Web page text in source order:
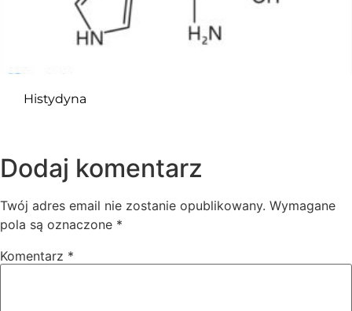
Histydyna
Dodaj komentarz
Twój adres email nie zostanie opublikowany. Wymagane
pola są oznaczone *
Komentarz *